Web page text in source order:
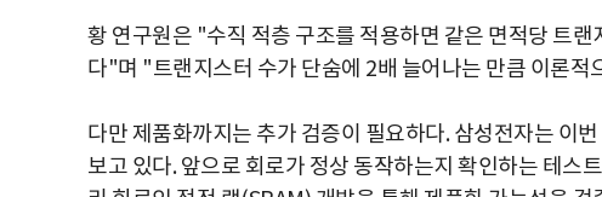
황 연구원은 "수직 적층 구조를 적용하면 같은 면적당 트
다"며 "트랜지스터 수가 단숨에 2배 늘어나는 만큼 이론
다만 제품화까지는 추가 검증이 필요하다. 삼성전자는 이
보고 있다. 앞으로 회로가 정상 동작하는지 확인하는 테